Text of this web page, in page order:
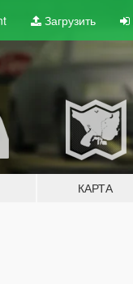
Загрузить
КАРТА